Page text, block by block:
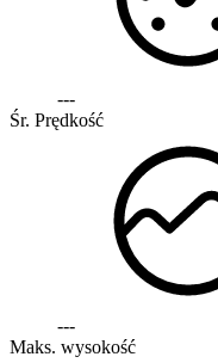
---
Śr. Prędkość
---
Maks. wysokość